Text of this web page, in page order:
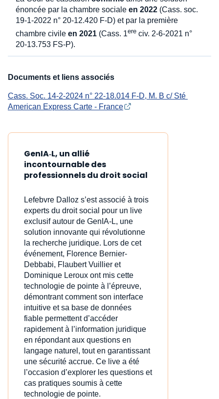
énoncée par la chambre sociale en 2022 (Cass. soc.
19-1-2022 n° 20-12.420 F-D) et par la première
chambre civile en 2021 (Cass. 1ere civ. 2-6-2021 n°
20-13.753 FS-P).
Documents et liens associés
Cass. Soc. 14-2-2024 n° 22-18.014 F-D, M. B c/ Sté
American Express Carte - France
GenIA‑L, un allié
incontournable des
professionnels du droit social
Lefebvre Dalloz s’est associé à trois
experts du droit social pour un live
exclusif autour de GenIA‑L, une
solution innovante qui révolutionne
la recherche juridique. Lors de cet
événement, Florence Bernier-
Debbabi, Flaubert Vuillier et
Dominique Leroux ont mis cette
technologie de pointe à l’épreuve,
démontrant comment son interface
intuitive et sa base de données
fiable permettent d’accéder
rapidement à l’information juridique
en répondant aux questions en
langage naturel, tout en garantissant
une sécurité accrue. Ce live a été
l’occasion d’explorer les questions et
cas pratiques soumis à cette
technologie de pointe.